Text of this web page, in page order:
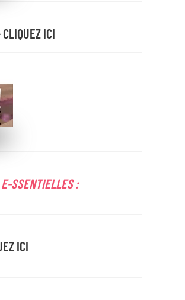
ICI
E-SSENTIELLES :
ICI